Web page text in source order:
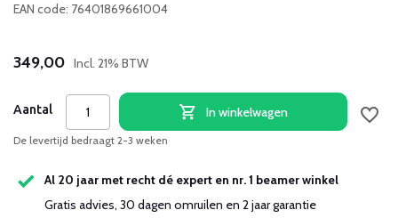
EAN code: 76401869661004
349,00 Incl. 21% BTW
Aantal In winkelwagen
De levertijd bedraagt 2-3 weken
Al 20 jaar met recht dé expert en nr. 1 beamer winkel
Gratis advies, 30 dagen omruilen en 2 jaar garantie